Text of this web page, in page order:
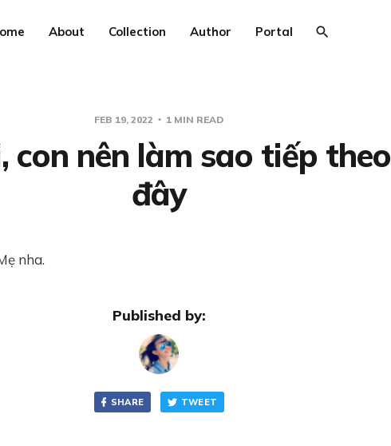
About Collection Author Portal
FEB 19, 2022 1 MIN READ
con nên làm sao tiếp theo
đây
nha.
Published by:
SHARE TWEET